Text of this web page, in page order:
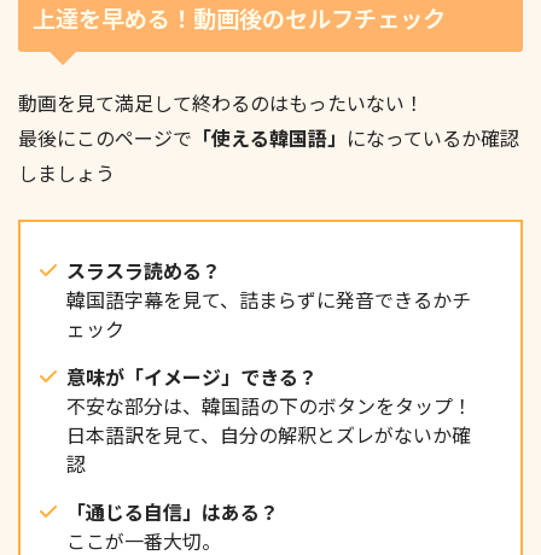
유행은 돌고 도는 것 같아요.
우리의 스무 살은 정말 눈부시게 아름다웠지.
한 달 동안 준비한 보고서를 드디어 완성했어요.
운전면허는 있는데 운전할 줄 몰라요.
上達を早める！動画後のセルフチェック
動画を見て満足して終わるのはもったいない！
最後にこのページで 「使える韓国語」 になっているか確認
しましょう
スラスラ読める？
韓国語字幕を見て、詰まらずに発音できるかチ
ェック
意味が「イメージ」できる？
不安な部分は、韓国語の下のボタンをタップ！
日本語訳を見て、自分の解釈とズレがないか確
認
「通じる自信」はある？
ここが一番大切。